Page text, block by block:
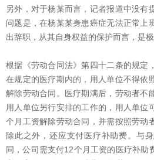
另外，对于杨某而言，记者报道中没有
问题是，在杨某某身患癌症无法正常上
出辞职，从其自身权益的保护而言，是极
根据《劳动合同法》第四十二条的规定
在规定的医疗期内的，用人单位不得依
解除劳动合同。医疗期满后，劳动者不
用人单位另行安排的工作的，用人单位
个月工资解除劳动合同，并需按照劳动
除此之外，还应支付医疗补助费。与
同，公司需支付12个月工资的医疗补助